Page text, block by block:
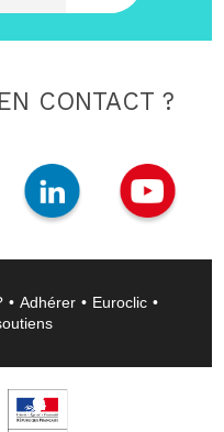
CONTACT ?
Adhérer
Euroclic